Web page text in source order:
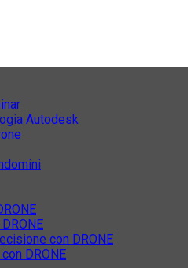
Autodesk
con DRONE
DRONE